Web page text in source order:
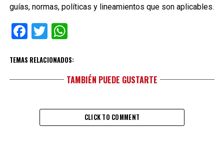
guías, normas, políticas y lineamientos que son aplicables.
Facebook
TwitterWhatsApp
TEMAS RELACIONADOS:
TAMBIÉN PUEDE GUSTARTE
CLICK TO COMMENT